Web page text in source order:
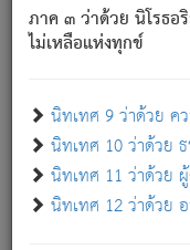
ภาค ๓ ว่าด้วย นิโรธอ
ไม่เหลือแห่งทุกข์
นิทเทศ 9 ว่าด้วย ค
นิทเทศ 10 ว่าด้วย
นิทเทศ 11 ว่าด้วย
นิทเทศ 12 ว่าด้วย
ภิกษุนั้น เป็นผู้ครอ
ภพทั้งหลายทั้งปวงได้แ
- อุ.ขุ. ๒๕/๑๒๑/๘
(ข้อความนี้ เป็นพร
เป็นที่ตรัสรู้ เมื่อตรัสรู้